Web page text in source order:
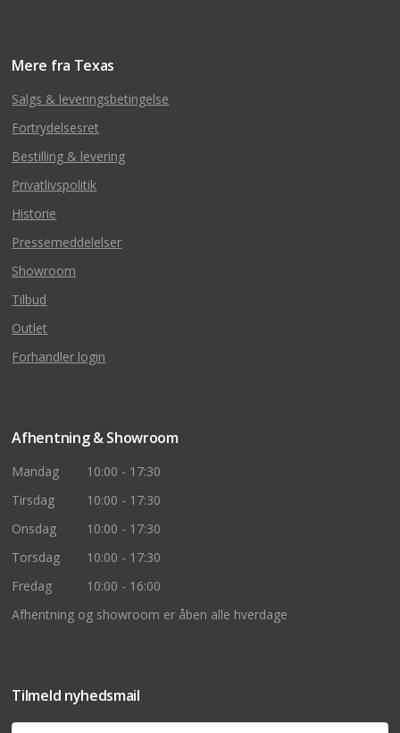
Mere fra Texas
Salgs & leveringsbetingelse
Fortrydelsesret
Bestilling & levering
Privatlivspolitik
Historie
Pressemeddelelser
Showroom
Tilbud
Outlet
Forhandler login
Afhentning & Showroom
Mandag
10:00 - 17:30
Tirsdag
10:00 - 17:30
Onsdag
10:00 - 17:30
Torsdag
10:00 - 17:30
Fredag
10:00 - 16:00
Afhentning og showroom er åben alle hverdage
Tilmeld nyhedsmail